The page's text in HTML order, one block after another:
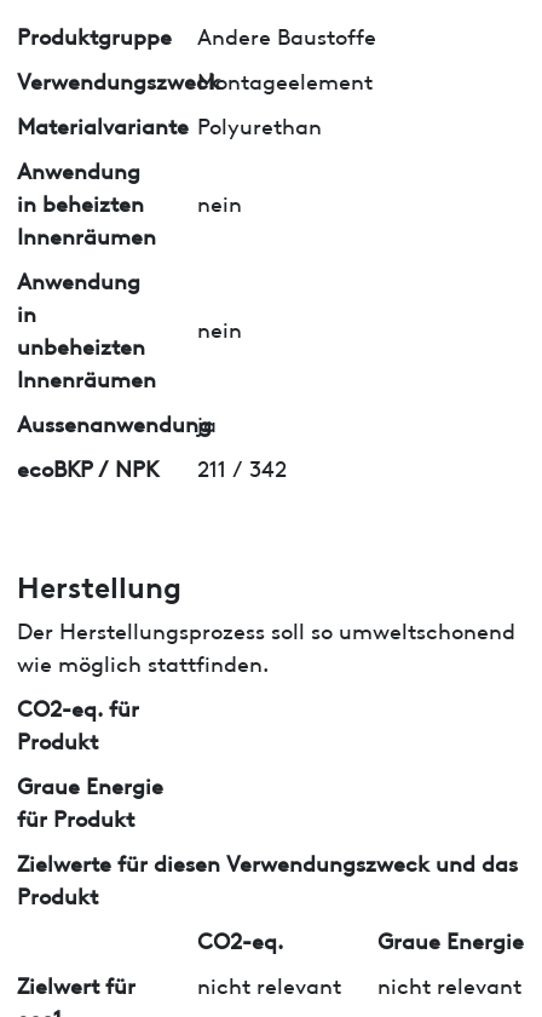
Produktgruppe
Andere Baustoffe
VerwendungszweckMontageelement
Materialvariante Polyurethan
Anwendung
in beheizten
Innenräumen
nein
Anwendung
in
unbeheizten
Innenräumen
nein
Aussenanwendung
ja
ecoBKP / NPK
211 / 342
Herstellung
Der Herstellungsprozess soll so umweltschonend
wie möglich stattfinden.
CO2-eq. für
Produkt
Graue Energie
für Produkt
Zielwerte für diesen Verwendungszweck und das
Produkt
CO2-eq.
Graue Energie
Zielwert für
nicht relevant nicht relevant